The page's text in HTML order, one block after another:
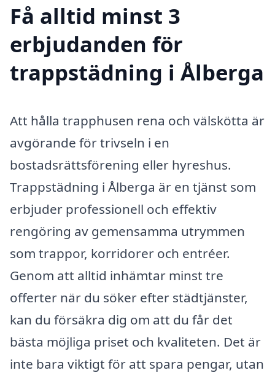
Få alltid minst 3
erbjudanden för
trappstädning i Ålberga
Att hålla trapphusen rena och välskötta är
avgörande för trivseln i en
bostadsrättsförening eller hyreshus.
Trappstädning i Ålberga är en tjänst som
erbjuder professionell och effektiv
rengöring av gemensamma utrymmen
som trappor, korridorer och entréer.
Genom att alltid inhämtar minst tre
offerter när du söker efter städtjänster,
kan du försäkra dig om att du får det
bästa möjliga priset och kvaliteten. Det är
inte bara viktigt för att spara pengar, utan